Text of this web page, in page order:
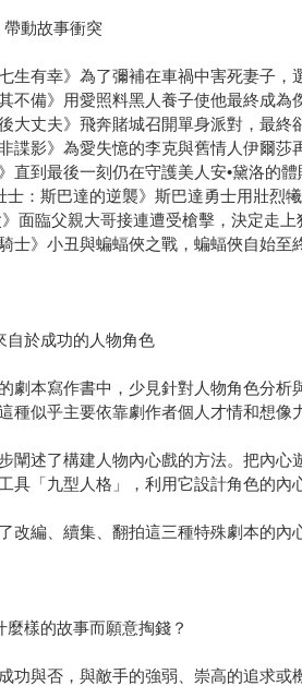
動故事衝突
生有幸》為了彌補在車禍中害死妻子
不備》用愛照料黑人養子使他最終成
大丈夫》飛奔賭城召開單身派對，最
諜影》為愛失憶的李克與舊情人伊爾
直到最後一刻仍在守護美人安•黛洛的
士：斯巴達的逆襲》斯巴達勇士用壯烈
面臨父親大哥接連遭受槍擊，決定走
士》小丑與蝙蝠俠之戰，蝙蝠俠自始
自於成功的人物角色
本寫作書中，少見針對人物角色分析
種似乎主要依靠劇作者個人才情和想像
述了構建人物內心戲的方法。把內心
具「九型人格」，利用它設計角色的內
編、續集、翻拍這三種特殊劇本的內
麼樣的故事而願意掏錢？
功與否，與敵手的強弱、崇高的追求或